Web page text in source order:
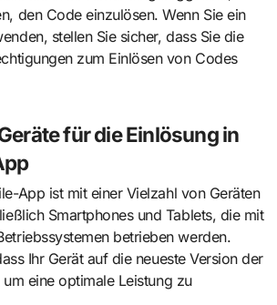
den Code einzulösen. Wenn Sie ein
stellen Sie sicher, dass Sie die
zum Einlösen von Codes
für die Einlösung in
App ist mit einer Vielzahl von Geräten
Smartphones und Tablets, die mit
betrieben werden.
Ihr Gerät auf die neueste Version der
eine optimale Leistung zu